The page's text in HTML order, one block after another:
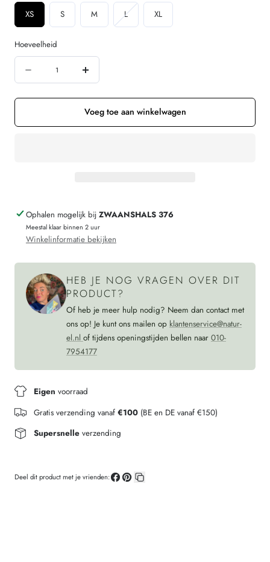
XS S M LVariant
uitverkocht
XL
Hoeveelheid
verminderen
ARMEDANGELS
van
ecovero
Verhoog
de
hoeveelheid
voor
LEO
van
Voeg toe aan winkelwagen
Ophalen mogelijk bij ZWAANSHALS 376
Meestal klaar binnen 2 uur
Winkelinformatie bekijken
HEB JE NOG VRAGEN OVER DIT
PRODUCT?
Of heb je meer hulp nodig? Neem dan contact met
ons op! Je kunt ons mailen op klantenservice@natur-
el.nl of tijdens openingstijden bellen naar 010-
7954177
Eigen voorraad
Gratis verzending vanaf €100 (BE en DE vanaf €150)
Supersnelleverzending
Deel dit product met je vrienden: